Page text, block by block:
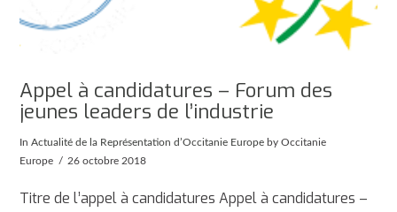
Appel à candidatures – Forum des
jeunes leaders de l’industrie
InActualité de la Représentation d’Occitanie Europe by Occitanie
Europe
26 octobre 2018
Titre de l’appel à candidatures Appel à candidatures –